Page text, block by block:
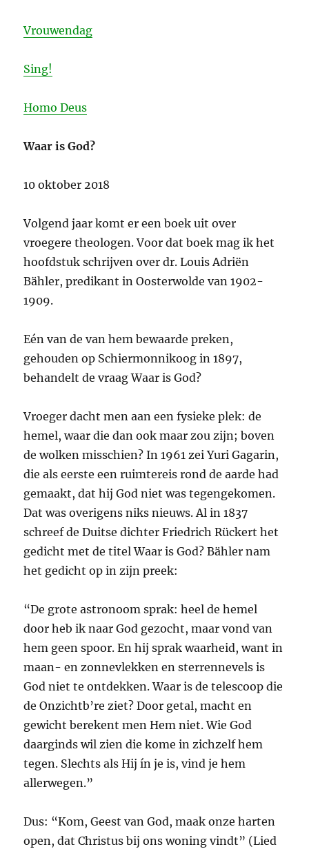
Vrouwendag
Sing!
Homo Deus
Waar is God?
10 oktober 2018
Volgend jaar komt er een boek uit over
vroegere theologen. Voor dat boek mag ik het
hoofdstuk schrijven over dr. Louis Adriën
Bähler, predikant in Oosterwolde van 1902-
1909.
Eén van de van hem bewaarde preken,
gehouden op Schiermonnikoog in 1897,
behandelt de vraag Waar is God?
Vroeger dacht men aan een fysieke plek: de
hemel, waar die dan ook maar zou zijn; boven
de wolken misschien? In 1961 zei Yuri Gagarin,
die als eerste een ruimtereis rond de aarde had
gemaakt, dat hij God niet was tegengekomen.
Dat was overigens niks nieuws. Al in 1837
schreef de Duitse dichter Friedrich Rückert het
gedicht met de titel Waar is God? Bähler nam
het gedicht op in zijn preek:
“De grote astronoom sprak: heel de hemel
door heb ik naar God gezocht, maar vond van
hem geen spoor. En hij sprak waarheid, want in
maan- en zonnevlekken en sterrennevels is
God niet te ontdekken. Waar is de telescoop die
de Onzichtb’re ziet? Door getal, macht en
gewicht berekent men Hem niet. Wie God
daarginds wil zien die kome in zichzelf hem
tegen. Slechts als Hij ín je is, vind je hem
allerwegen.”
Dus: “Kom, Geest van God, maak onze harten
open, dat Christus bij ons woning vindt” (Lied